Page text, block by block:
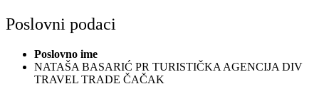
Poslovni podaci
Poslovno ime
NATAŠA BASARIĆ PR TURISTIČKA AGENCIJA DIV
TRAVEL TRADE ČAČAK